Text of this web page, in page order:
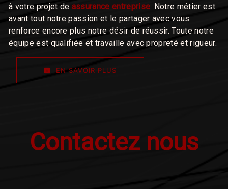
à votre projet de assurance entreprise. Notre métier est
avant tout notre passion et le partager avec vous
renforce encore plus notre désir de réussir. Toute notre
équipe est qualifiée et travaille avec propreté et rigueur.
EN SAVOIR PLUS
Contactez nous